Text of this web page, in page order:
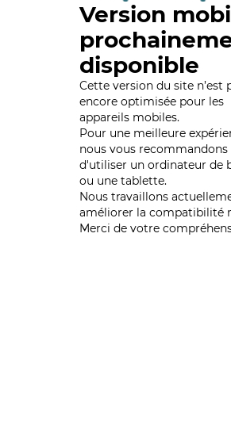
Version
disponible
Cette version du site n’est
encore optimisée pour les
appareils mobiles.
Pour une meilleure
nous vous recommandons
d'utiliser un ordinateur de
ou une tablette.
Nous travaillons
améliorer la compatibilité
Merci de votre